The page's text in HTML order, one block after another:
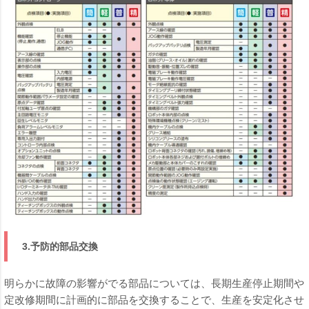
3.予防的部品交換
明らかに故障の影響がでる部品については、長期生産停止期間や
定改修期間に計画的に部品を交換することで、生産を安定化させ